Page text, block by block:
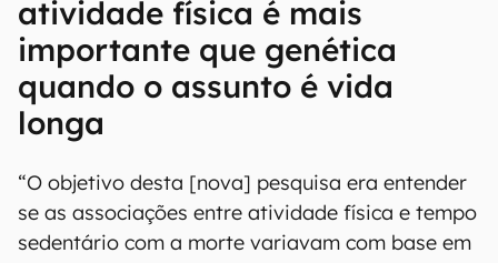
atividade física é mais
importante que genética
quando o assunto é vida
longa
“O objetivo desta [nova] pesquisa era entender
se as associações entre atividade física e tempo
sedentário com a morte variavam com base em